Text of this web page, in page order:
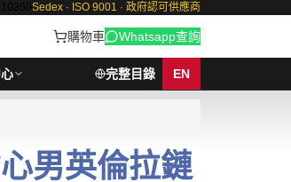
Sedex · ISO 9001 · 政府認可供應商
購物車 Whatsapp查詢
完整目錄 EN
男英倫拉鏈